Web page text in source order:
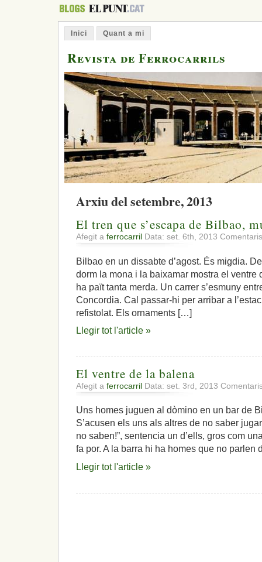
Inici Quant a mi
Revista de Ferrocarrils
Arxiu del setembre, 2013
El tren que s’escapa de Bilbao,
Afegit a ferrocarril Data: set. 6th, 2013
Bilbao en un dissabte d’agost. És migdia.
dorm la mona i la baixamar mostra el ventre
ha paït tanta merda. Un carrer s’esmuny
Concordia. Cal passar-hi per arribar a
refistolat. Els ornaments […]
Llegir tot l'article »
El ventre de la balena
Afegit a ferrocarril Data: set. 3rd, 2013
Uns homes juguen al dòmino en un bar de
S’acusen els uns als altres de no saber
no saben!”, sentencia un d’ells, gros com
fa por. A la barra hi ha homes que no parlen
Llegir tot l'article »